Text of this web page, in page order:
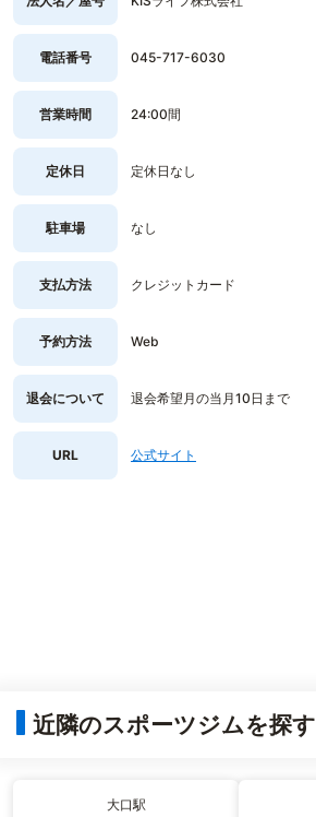
電話番号 045-717-6030
営業時間 24:00間
定休日 定休日なし
駐車場 なし
支払方法 クレジットカード
予約方法 Web
退会について 退会希望月の当月10日まで
URL 公式サイト
近隣のスポーツジムを探す
大口駅